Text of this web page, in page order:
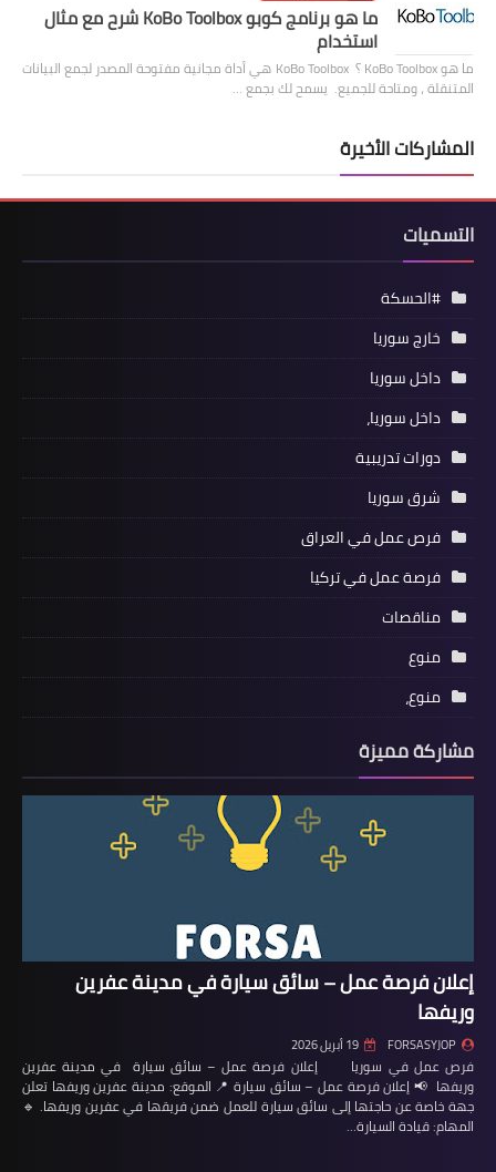
ما هو برنامج كوبو KoBo Toolbox شرح مع مثال
استخدام
ما هو KoBo Toolbox ؟ KoBo Toolbox هي أداة مجانية مفتوحة المصدر لجمع البيانات
المتنقلة ، ومتاحة للجميع. يسمح لك بجمع …
المشاركات الأخيرة
التسميات
#الحسكة
خارج سوريا
داخل سوريا
داخل سوريا،
دورات تدريبية
شرق سوريا
فرص عمل في العراق
فرصة عمل في تركيا
مناقصات
منوع
منوع،
مشاركة مميزة
إعلان فرصة عمل – سائق سيارة في مدينة عفرين
وريفها
FORSASYJOP 19 أبريل 2026
فرص عمل في سوريا إعلان فرصة عمل – سائق سيارة في مدينة عفرين
وريفها 📢 إعلان فرصة عمل – سائق سيارة 📍 الموقع: مدينة عفرين وريفها تعلن
جهة خاصة عن حاجتها إلى سائق سيارة للعمل ضمن فريقها في عفرين وريفها. 🔹
المهام: قيادة السيارة…